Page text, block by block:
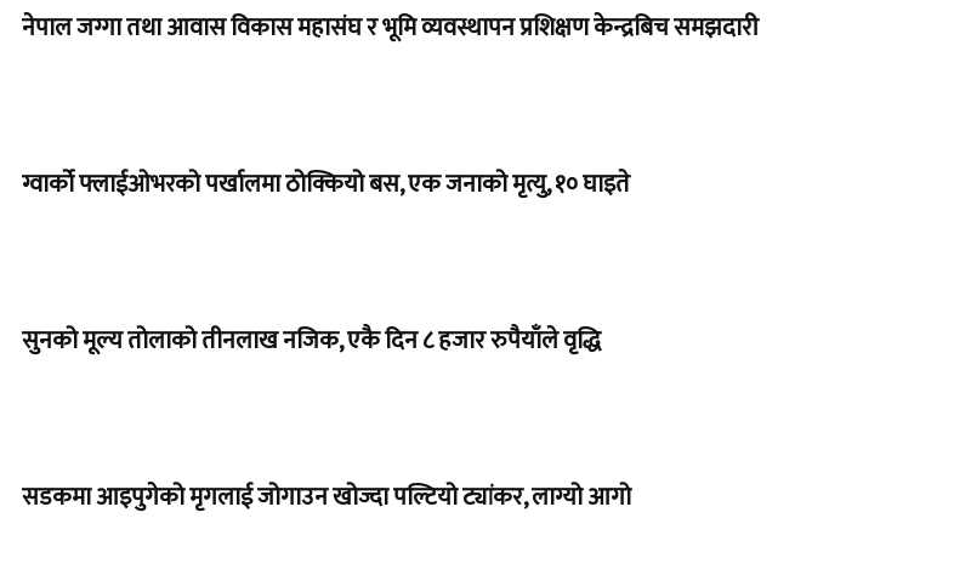
नेपाल जग्गा तथा आवास विकास महासंघ र भूमि व्यवस्थापन प्रशिक्षण केन्द्रबिच समझदारी
ग्वार्को फ्लाईओभरको पर्खालमा ठोक्कियो बस, एक जनाको मृत्यु, १० घाइते
सुनको मूल्य तोलाको तीनलाख नजिक, एकै दिन ८ हजार रुपैयाँले वृद्धि
सडकमा आइपुगेको मृगलाई जोगाउन खोज्दा पल्टियो ट्यांकर, लाग्यो आगो